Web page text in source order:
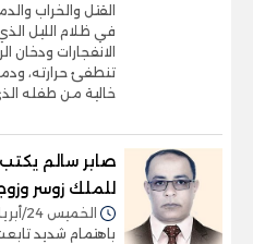
القتل والخراب
في ظلام الليل
الانفجارات ودخان
تنطفئ حرارته،
خالية من طفله
صابر سالم
للملك زوسر
الخميس 24/أبريل/2025 - 03:53 م
باهتمام شديد